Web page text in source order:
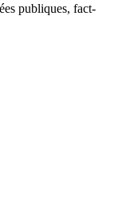
publiques, fact-